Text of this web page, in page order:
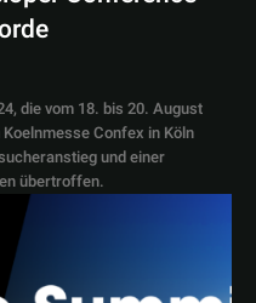
die vom 18. bis 20. August
Confex in Köln
und einer
übertroffen.